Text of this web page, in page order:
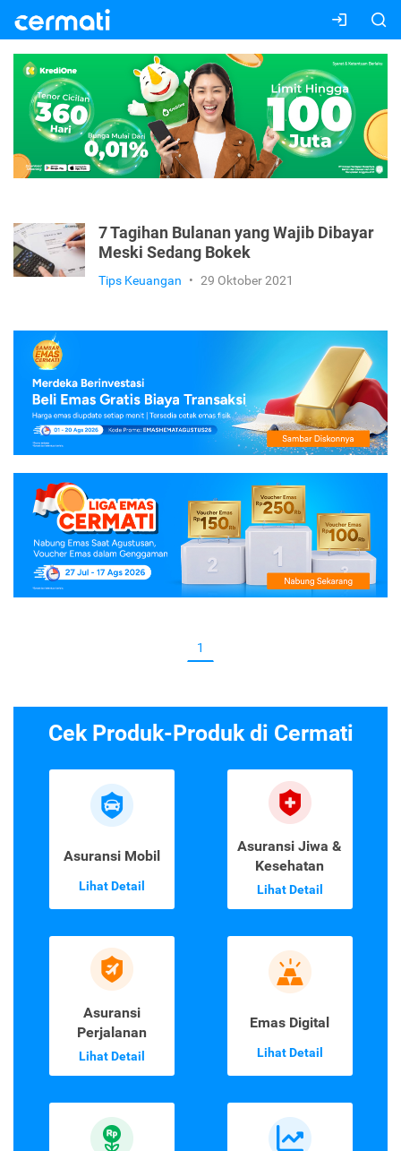
7 Tagihan Bulanan yang Wajib Dibayar
Meski Sedang Bokek
Tips Keuangan • 29 Oktober 2021
1
Cek Produk-Produk di Cermati
Asuransi Mobil
Lihat Detail
Asuransi Jiwa &
Kesehatan
Lihat Detail
Asuransi
Perjalanan
Lihat Detail
Emas Digital
Lihat Detail